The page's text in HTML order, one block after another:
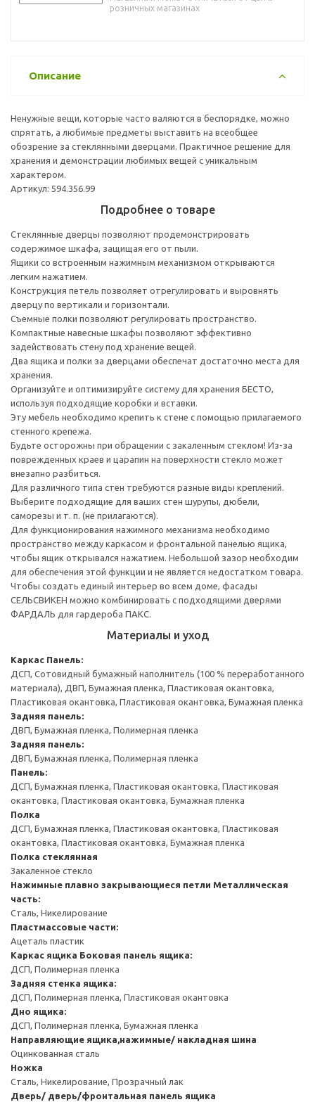
розничных магазинах
Описание
Ненужные вещи, которые часто валяются в беспорядке, можно
спрятать, а любимые предметы выставить на всеобщее
обозрение за стеклянными дверцами. Практичное решение для
хранения и демонстрации любимых вещей с уникальным
характером.
Артикул: 594.356.99
Подробнее о товаре
Стеклянные дверцы позволяют продемонстрировать
содержимое шкафа, защищая его от пыли.
Ящики со встроенным нажимным механизмом открываются
легким нажатием.
Конструкция петель позволяет отрегулировать и выровнять
дверцу по вертикали и горизонтали.
Съемные полки позволяют регулировать пространство.
Компактные навесные шкафы позволяют эффективно
задействовать стену под хранение вещей.
Два ящика и полки за дверцами обеспечат достаточно места для
хранения.
Организуйте и оптимизируйте систему для хранения БЕСТО,
используя подходящие коробки и вставки.
Эту мебель необходимо крепить к стене с помощью прилагаемого
стенного крепежа.
Будьте осторожны при обращении с закаленным стеклом! Из-за
поврежденных краев и царапин на поверхности стекло может
внезапно разбиться.
Для различного типа стен требуются разные виды креплений.
Выберите подходящие для ваших стен шурупы, дюбели,
саморезы и т. п. (не прилагаются).
Для функционирования нажимного механизма необходимо
пространство между каркасом и фронтальной панелью ящика,
чтобы ящик открывался нажатием. Небольшой зазор необходим
для обеспечения этой функции и не является недостатком товара.
Чтобы создать единый интерьер во всем доме, фасады
СЕЛЬСВИКЕН можно комбинировать с подходящими дверями
ФАРДАЛЬ для гардероба ПАКС.
Материалы и уход
Каркас Панель:
ДСП, Сотовидный бумажный наполнитель (100 % переработанного
материала), ДВП, Бумажная пленка, Пластиковая окантовка,
Пластиковая окантовка, Пластиковая окантовка, Бумажная пленка
Задняя панель:
ДВП, Бумажная пленка, Полимерная пленка
Задняя панель:
ДВП, Бумажная пленка, Полимерная пленка
Панель:
ДСП, Бумажная пленка, Пластиковая окантовка, Пластиковая
окантовка, Пластиковая окантовка, Бумажная пленка
Полка
ДСП, Бумажная пленка, Пластиковая окантовка, Пластиковая
окантовка, Пластиковая окантовка, Бумажная пленка
Полка стеклянная
Закаленное стекло
Нажимные плавно закрывающиеся петли Металлическая
часть:
Сталь, Никелирование
Пластмассовые части:
Ацеталь пластик
Каркас ящика Боковая панель ящика:
ДСП, Полимерная пленка
Задняя стенка ящика:
ДСП, Полимерная пленка, Пластиковая окантовка
Дно ящика:
ДСП, Полимерная пленка, Бумажная пленка
Направляющие ящика,нажимные/ накладная шина
Оцинкованная сталь
Ножка
Сталь, Никелирование, Прозрачный лак
Дверь/ дверь/фронтальная панель ящика